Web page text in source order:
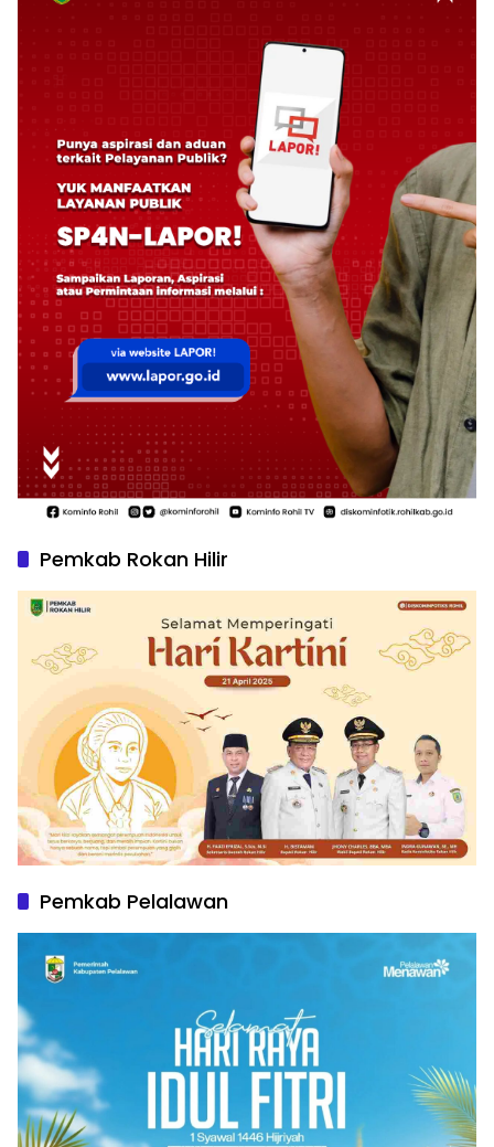
Pemkab Rokan Hilir
Pemkab Pelalawan